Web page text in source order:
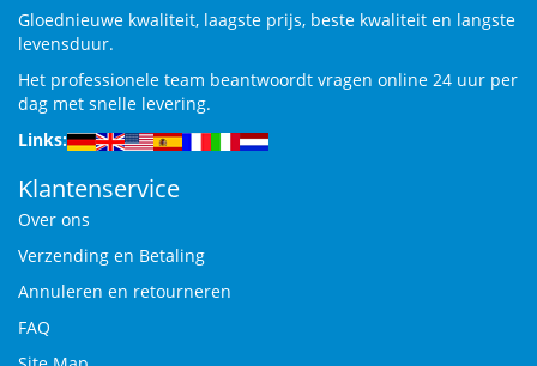
Gloednieuwe kwaliteit, laagste prijs, beste kwaliteit en langste
levensduur.
Het professionele team beantwoordt vragen online 24 uur per
dag met snelle levering.
Links:
Klantenservice
Over ons
Verzending en Betaling
Annuleren en retourneren
FAQ